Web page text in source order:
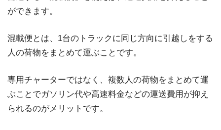
ができます。
混載便とは、1台のトラックに同じ方向に引越しをする
人の荷物をまとめて運ぶことです。
専用チャーターではなく、複数人の荷物をまとめて運
ぶことでガソリン代や高速料金などの運送費用が抑え
られるのがメリットです。